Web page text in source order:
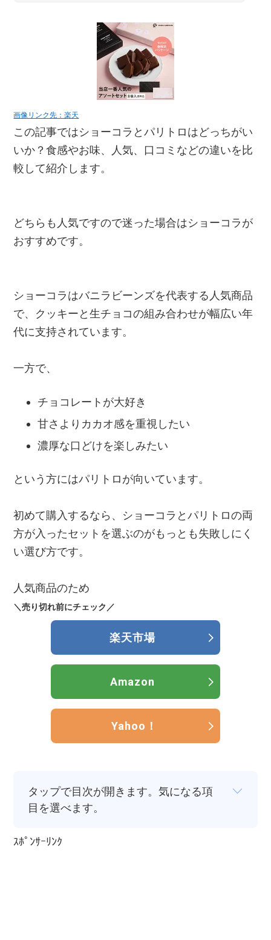
画像リンク先：楽天
この記事ではショーコラとパリトロはどっちがい
いか？食感やお味、人気、口コミなどの違いを比
較して紹介します。
どちらも人気ですので迷った場合はショーコラが
おすすめです。
ショーコラはバニラビーンズを代表する人気商品
で、クッキーと生チョコの組み合わせが幅広い年
代に支持されています。
一方で、
チョコレートが大好き
甘さよりカカオ感を重視したい
濃厚な口どけを楽しみたい
という方にはパリトロが向いています。
初めて購入するなら、ショーコラとパリトロの両
方が入ったセットを選ぶのがもっとも失敗しにく
い選び方です。
人気商品のため
＼売り切れ前にチェック／
楽天市場
Amazon
Yahoo！
タップで目次が開きます。気になる項
目を選べます。
ｽﾎﾟﾝｻｰﾘﾝｸ